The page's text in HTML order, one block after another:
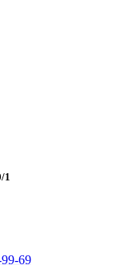
1
69